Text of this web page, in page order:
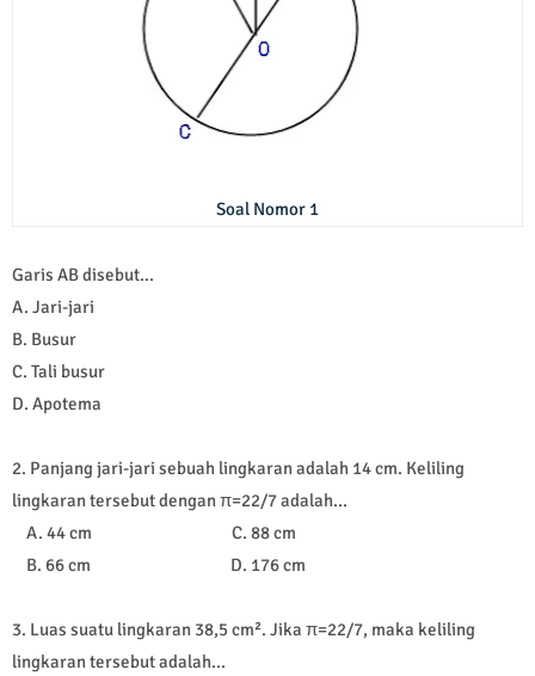
Soal Nomor 1
Garis AB disebut...
A. Jari-jari
B. Busur
C. Tali busur
D. Apotema
2. Panjang jari-jari sebuah lingkaran adalah 14 cm. Keliling
lingkaran tersebut dengan π=22/7 adalah...
A. 44 cm C. 88 cm
B. 66 cm D. 176 cm
3. Luas suatu lingkaran 38,5 cm². Jika π=22/7, maka keliling
lingkaran tersebut adalah...